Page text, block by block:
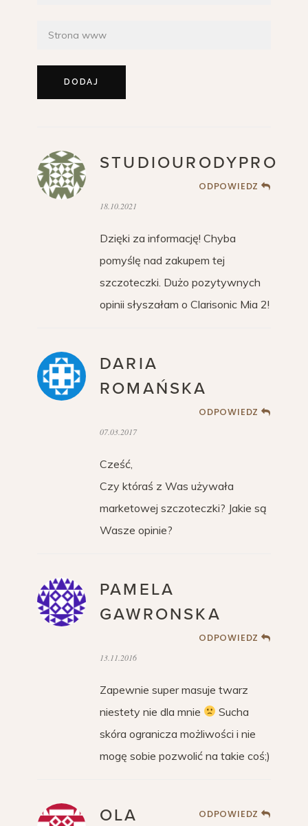
STUDIOURODYPRO
ODPOWIEDZ
18.10.2021
Dzięki za informację! Chyba
pomyślę nad zakupem tej
szczoteczki. Dużo pozytywnych
opinii słyszałam o Clarisonic Mia 2!
DARIA
ROMAŃSKA
ODPOWIEDZ
07.03.2017
Cześć,
Czy któraś z Was używała
marketowej szczoteczki? Jakie są
Wasze opinie?
PAMELA
GAWRONSKA
ODPOWIEDZ
13.11.2016
Zapewnie super masuje twarz
niestety nie dla mnie
Sucha
skóra ogranicza możliwości i nie
mogę sobie pozwolić na takie coś;)
OLA ODPOWIEDZ